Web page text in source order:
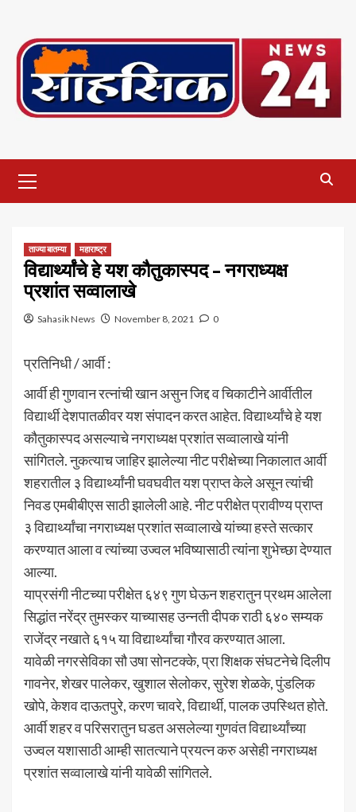
content
Menu
ताज्या बातम्या महाराष्ट्र
विद्यार्थ्यांचे हे यश कौतुकास्पद – नगराध्यक्ष
प्रशांत सव्वालाखे
Sahasik News November 8, 2021 0
प्रतिनिधी / आर्वी :
आर्वी ही गुणवान रत्नांची खान असुन जिद्द व चिकाटीने आर्वीतील
विद्यार्थी देशपातळीवर यश संपादन करत आहेत. विद्यार्थ्यांचे हे यश
कौतुकास्पद असल्याचे नगराध्यक्ष प्रशांत सव्वालाखे यांनी
सांगितले. नुकत्याच जाहिर झालेल्या नीट परीक्षेच्या निकालात आर्वी
शहरातील ३ विद्यार्थ्यांनी घवघवीत यश प्राप्त केले असून त्यांची
निवड एमबीबीएस साठी झालेली आहे. नीट परीक्षेत प्रावीण्य प्राप्त
३ विद्यार्थ्यांचा नगराध्यक्ष प्रशांत सव्वालाखे यांच्या हस्ते सत्कार
करण्यात आला व त्यांच्या उज्वल भविष्यासाठी त्यांना शुभेच्छा देण्यात
आल्या.
याप्रसंगी नीटच्या परीक्षेत ६४९ गुण घेऊन शहरातुन प्रथम आलेला
सिद्धांत नरेंद्र तुमस्कर याच्यासह उन्नती दीपक राठी ६४० सम्यक
राजेंद्र नखाते ६१५ या विद्यार्थ्यांचा गौरव करण्यात आला.
यावेळी नगरसेविका सौ उषा सोनटक्के, प्रा शिक्षक संघटनेचे दिलीप
गावनेर, शेखर पालेकर, खुशाल सेलोकर, सुरेश शेळके, पुंडलिक
खोपे, केशव दाऊतपुरे, करण चावरे, विद्यार्थी, पालक उपस्थित होते.
आर्वी शहर व परिसरातुन घडत असलेल्या गुणवंत विद्यार्थ्यांच्या
उज्वल यशासाठी आम्ही सातत्याने प्रयत्न करु असेही नगराध्यक्ष
प्रशांत सव्वालाखे यांनी यावेळी सांगितले.